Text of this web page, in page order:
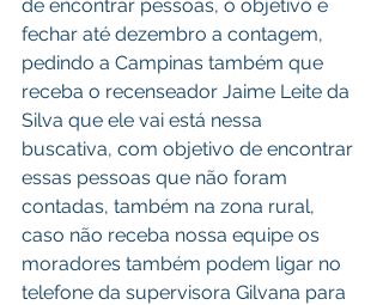
de encontrar pessoas, o objetivo é
fechar até dezembro a contagem,
pedindo a Campinas também que
receba o recenseador Jaime Leite da
Silva que ele vai está nessa
buscativa, com objetivo de encontrar
essas pessoas que não foram
contadas, também na zona rural,
caso não receba nossa equipe os
moradores também podem ligar no
telefone da supervisora Gilvana para